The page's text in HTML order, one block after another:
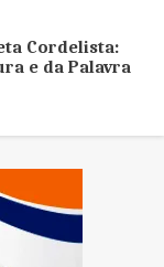
Cordelista:
e da Palavra